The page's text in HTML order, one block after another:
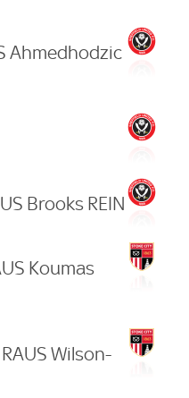
Ahmedhodzic
Brooks REIN
Koumas
Wilson-